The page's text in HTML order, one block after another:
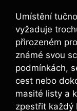
Umístění
vyžaduje
přirozeném
známé svou
podmínkách,
cest nebo
masité listy a
zpestřit každý